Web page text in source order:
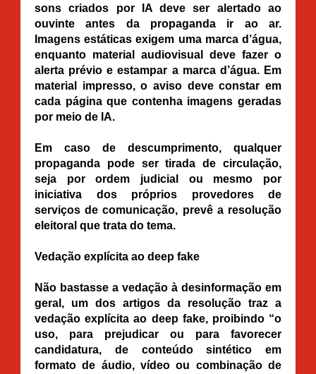
sons criados por IA deve ser alertado ao
ouvinte antes da propaganda ir ao ar.
Imagens estáticas exigem uma marca d’água,
enquanto material audiovisual deve fazer o
alerta prévio e estampar a marca d’água. Em
material impresso, o aviso deve constar em
cada página que contenha imagens geradas
por meio de IA.
Em caso de descumprimento, qualquer
propaganda pode ser tirada de circulação,
seja por ordem judicial ou mesmo por
iniciativa dos próprios provedores de
serviços de comunicação, prevê a resolução
eleitoral que trata do tema.
Vedação explícita ao deep fake
Não bastasse a vedação à desinformação em
geral, um dos artigos da resolução traz a
vedação explícita ao deep fake, proibindo “o
uso, para prejudicar ou para favorecer
candidatura, de conteúdo sintético em
formato de áudio, vídeo ou combinação de